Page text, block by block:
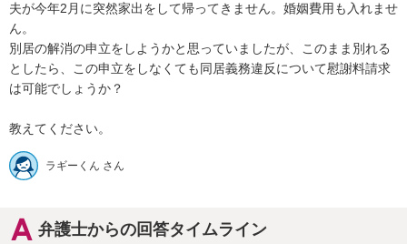
夫が今年2月に突然家出をして帰ってきません。婚姻費用も入れませ
ん。
別居の解消の申立をしようかと思っていましたが、このまま別れる
としたら、この申立をしなくても同居義務違反について慰謝料請求
は可能でしょうか？
教えてください。
ラギーくん さん
弁護士からの回答タイムライン